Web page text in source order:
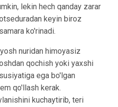
lekin hech qanday zarar
keyin biroz
ko'rinadi.
nuridan himoyasiz
qochish yoki yaxshi
ega bo'lgan
qo'llash kerak.
kuchaytirib, teri